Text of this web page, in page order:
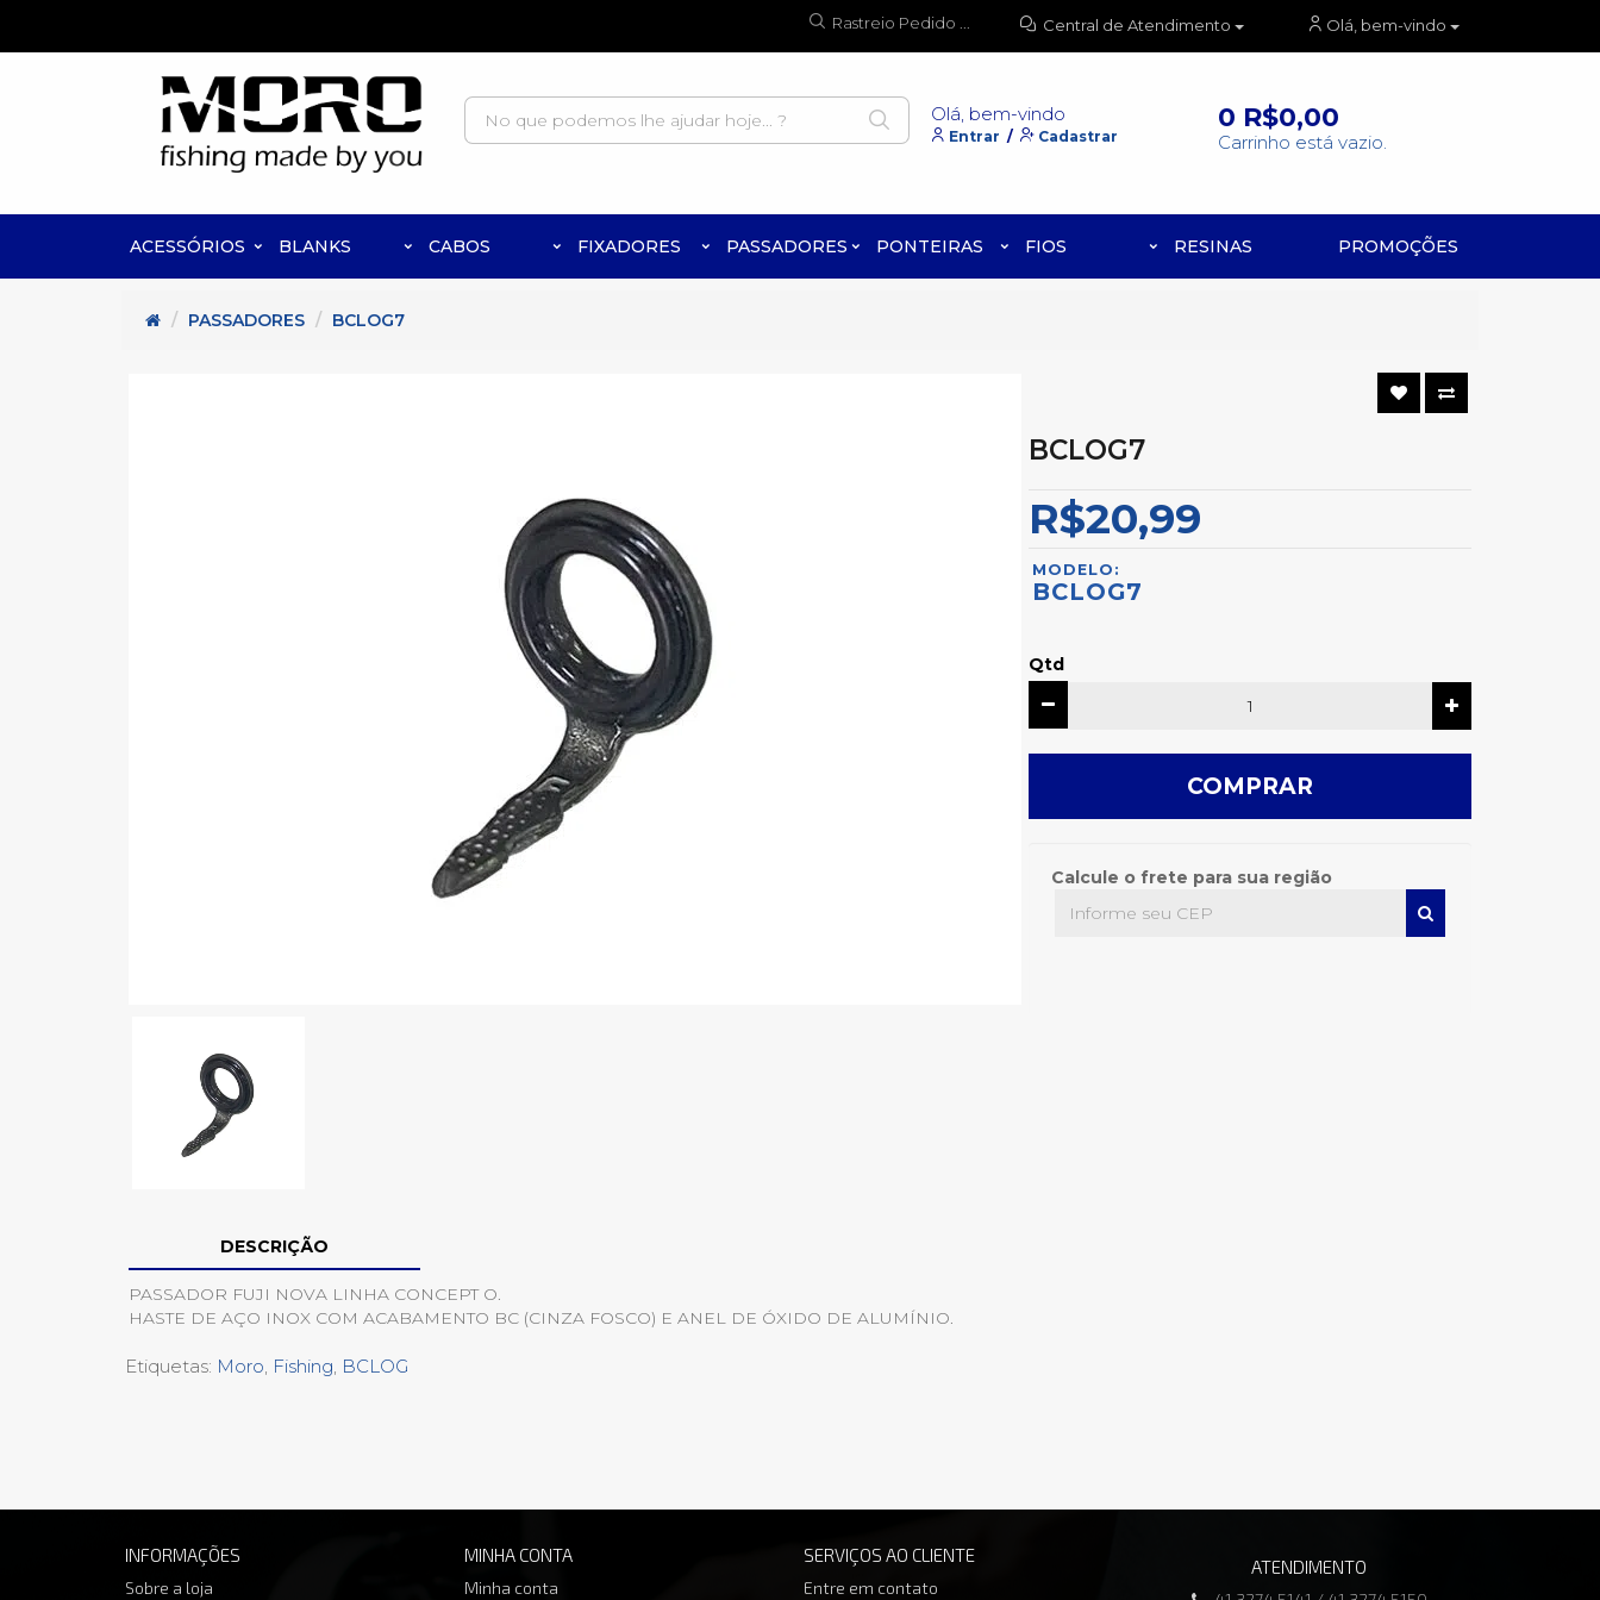
Rastreio Pedido ... Central de Atendimento Olá, bem-vindo
Olá, bem-vindo
Entrar / Cadastrar
0 R$0,00
Carrinho está vazio.
ACESSÓRIOS BLANKS CABOS FIXADORES PASSADORES PONTEIRAS FIOS RESINAS PROMOÇÕES
PASSADORES BCLOG7
DESCRIÇÃO
PASSADOR FUJI NOVA LINHA CONCEPT O.
HASTE DE AÇO INOX COM ACABAMENTO BC (CINZA FOSCO) E ANEL DE ÓXIDO DE ALUMÍNIO.
BCLOG7
R$20,99
MODELO:
BCLOG7
Qtd
COMPRAR
Calcule o frete para sua região
Etiquetas: Moro Fishing BCLOG
INFORMAÇÕES
Sobre a loja
MINHA CONTA
Minha conta
SERVIÇOS AO CLIENTE
Entre em contato
ATENDIMENTO